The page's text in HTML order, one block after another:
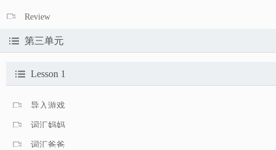
Review
第三单元
Lesson 1
导入游戏
词汇妈妈
词汇爸爸